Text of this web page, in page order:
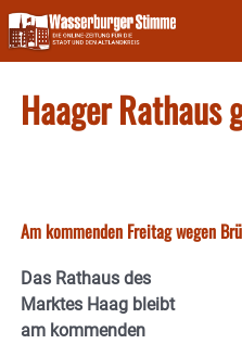
Skip
to
content
Haager Rathaus
Am kommenden Freitag wegen
Das Rathaus des
Marktes Haag bleibt
am kommenden